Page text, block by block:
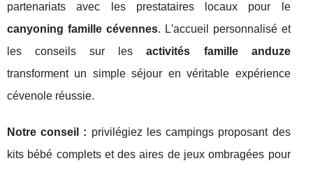
partenariats avec les prestataires locaux pour le
canyoning famille cévennes. L'accueil personnalisé et
les conseils sur lesactivités famille anduze
transforment un simple séjour en véritable expérience
cévenole réussie.
Notre conseil : privilégiez les campings proposant des
kits bébé complets et des aires de jeux ombragées pour